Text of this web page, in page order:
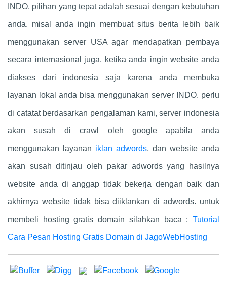
INDO, pilihan yang tepat adalah sesuai dengan kebutuhan
anda. misal anda ingin membuat situs berita lebih baik
menggunakan server USA agar mendapatkan pembaya
secara internasional juga, ketika anda ingin website anda
diakses dari indonesia saja karena anda membuka
layanan lokal anda bisa menggunakan server INDO. perlu
di catatat berdasarkan pengalaman kami, server indonesia
akan susah di crawl oleh google apabila anda
menggunakan layanan iklan adwords, dan website anda
akan susah ditinjau oleh pakar adwords yang hasilnya
website anda di anggap tidak bekerja dengan baik dan
akhirnya website tidak bisa diiklankan di adwords. untuk
membeli hosting gratis domain silahkan baca : Tutorial
Cara Pesan Hosting Gratis Domain di JagoWebHosting